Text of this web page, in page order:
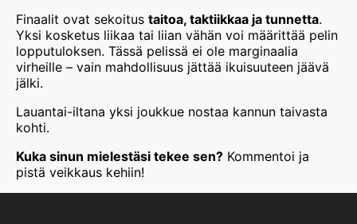
Finaalit ovat sekoitus taitoa, taktiikkaa ja tunnetta.
Yksi kosketus liikaa tai liian vähän voi määrittää pelin
lopputuloksen. Tässä pelissä ei ole marginaalia
virheille – vain mahdollisuus jättää ikuisuuteen jäävä
jälki.
Lauantai-iltana yksi joukkue nostaa kannun taivasta
kohti.
Kuka sinun mielestäsi tekee sen? Kommentoi ja
pistä veikkaus kehiin!